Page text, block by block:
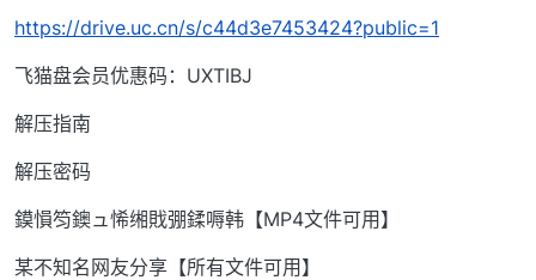
https://drive.uc.cn/s/c44d3e7453424?public=1
飞猫盘会员优惠码：UXTIBJ
解压指南
解压密码
鏌愪笉鐭ュ悕缃戝弸鍒嗕韩【MP4文件可用】
某不知名网友分享【所有文件可用】